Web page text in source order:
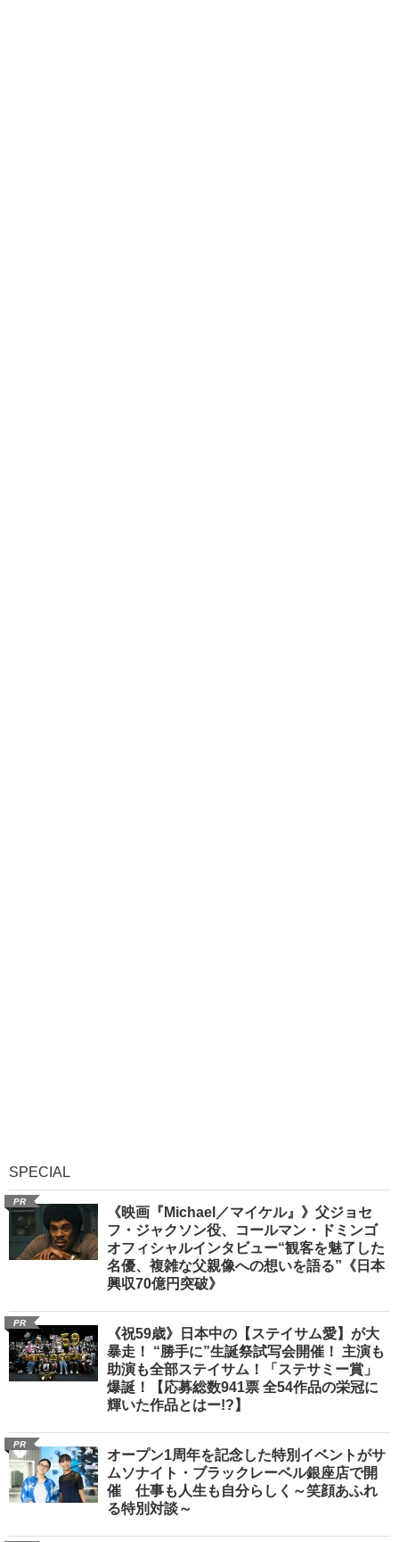
SPECIAL
PR
《映画『Michael／マイケル』》父ジョセ
フ・ジャクソン役、コールマン・ドミンゴ
オフィシャルインタビュー“観客を魅了した
名優、複雑な父親像への想いを語る”《日本
興収70億円突破》
PR
《祝59歳》日本中の【ステイサム愛】が大
暴走！ “勝手に”生誕祭試写会開催！ 主演も
助演も全部ステイサム！「ステサミー賞」
爆誕！【応募総数941票 全54作品の栄冠に
輝いた作品とはー!?】
PR
オープン1周年を記念した特別イベントがサ
ムソナイト・ブラックレーベル銀座店で開
催 仕事も人生も自分らしく～笑顔あふれ
る特別対談～